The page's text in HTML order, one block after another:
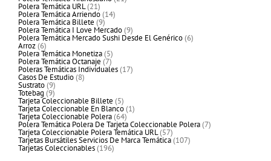
productos
Polera Temática URL 2121
productos
Polera Temática Arriendo 1414
productos
Polera Temática Billete 99
productos
Polera Temática I Love Mercado 99
productos
Polera Temática Mercado Sushi Desde El Genérico 66
productos
Arroz 66
productos
Polera Temática Monetiza 55
productos
Polera Temática Octanaje 77
productos
Poleras Temáticas Individuales 1717
productos
Casos De Estudio 88
productos
Sustrato 99
productos
Totebag 99
productos
Tarjeta Coleccionable Billete 55
productos
Tarjeta Coleccionable En Blanco 11
producto
Tarjeta Coleccionable Polera 6464
productos
Polera Temática Polera De Tarjeta Coleccionable Polera 77
productos
Tarjeta Coleccionable Polera Temática URL 5757
productos
Tarjetas Bursátiles Servicios De Marca Temática 107107
productos
Tarjetas Coleccionables 196196
productos